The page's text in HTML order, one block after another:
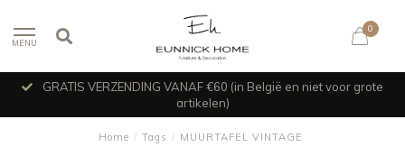
MENU
0
GRATIS VERZENDING VANAF €60 (in België en niet voor grote
artikelen)
Home / Tags / MUURTAFEL VINTAGE